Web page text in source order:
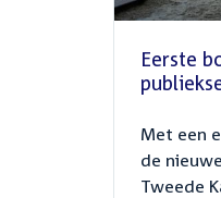
Eerste
Met een
de
Tweede